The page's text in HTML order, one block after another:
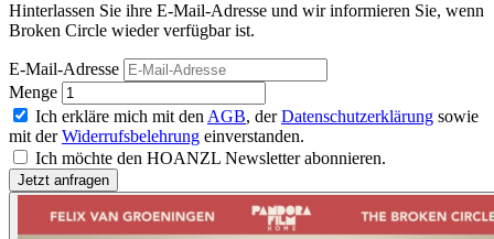
Hinterlassen Sie ihre E-Mail-Adresse und wir informieren Sie, wenn
Broken Circle wieder verfügbar ist.
E-Mail-Adresse
Menge
Ich erkläre mich mit den AGB, derDatenschutzerklärung sowie
mit derWiderrufsbelehrung einverstanden.
Ich möchte den HOANZL Newsletter abonnieren.